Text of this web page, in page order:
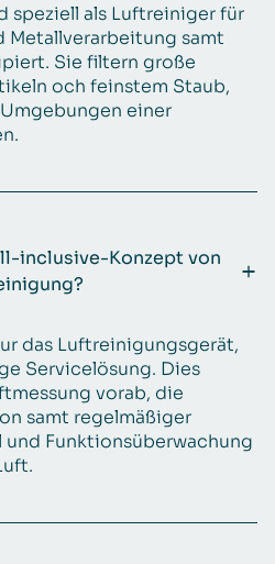
speziell als Luftreiniger für
Metallverarbeitung samt
Sie filtern große
och feinstem Staub,
einer
inclusive-Konzept von
das Luftreinigungsgerät,
Servicelösung. Dies
vorab, die
samt regelmäßiger
Funktionsüberwachung